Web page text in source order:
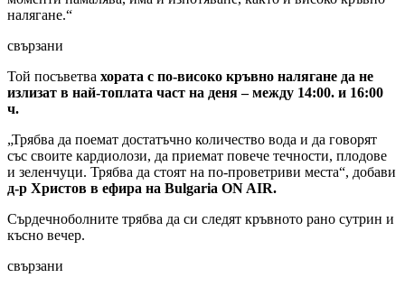
налягане.“
свързани
Той посъветва хората с по-високо кръвно налягане да не
излизат в най-топлата част на деня – между 14:00. и 16:00
ч.
„Трябва да поемат достатъчно количество вода и да говорят
със своите кардиолози, да приемат повече течности, плодове
и зеленчуци. Трябва да стоят на по-проветриви места“, добави
д-р Христов в ефира на Bulgaria ON AIR.
Сърдечноболните трябва да си следят кръвното рано сутрин и
късно вечер.
свързани